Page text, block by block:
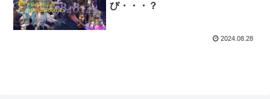
び・・・？
2024.08.28